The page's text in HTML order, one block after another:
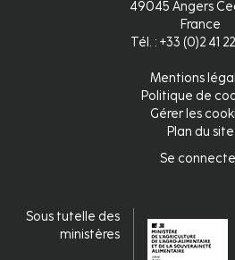
49045 Angers
France
Tél. : +33 (0)2 41
Mentions
Politique de
Gérer les
Plan du site
Se
Sous tutelle des
ministères